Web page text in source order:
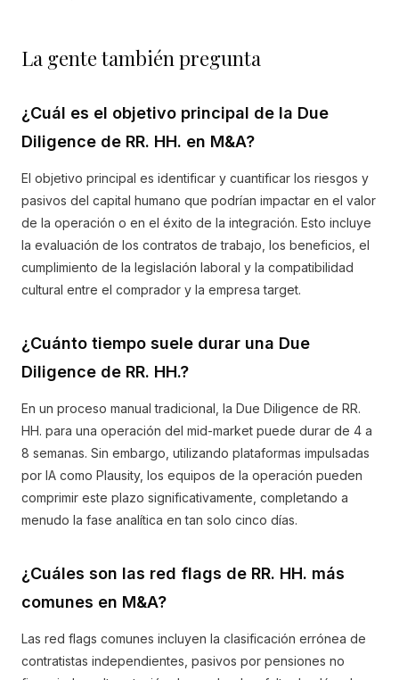
La gente también pregunta
¿Cuál es el objetivo principal de la Due
Diligence de RR. HH. en M&A?
El objetivo principal es identificar y cuantificar los riesgos y
pasivos del capital humano que podrían impactar en el valor
de la operación o en el éxito de la integración. Esto incluye
la evaluación de los contratos de trabajo, los beneficios, el
cumplimiento de la legislación laboral y la compatibilidad
cultural entre el comprador y la empresa target.
¿Cuánto tiempo suele durar una Due
Diligence de RR. HH.?
En un proceso manual tradicional, la Due Diligence de RR.
HH. para una operación del mid-market puede durar de 4 a
8 semanas. Sin embargo, utilizando plataformas impulsadas
por IA como Plausity, los equipos de la operación pueden
comprimir este plazo significativamente, completando a
menudo la fase analítica en tan solo cinco días.
¿Cuáles son las red flags de RR. HH. más
comunes en M&A?
Las red flags comunes incluyen la clasificación errónea de
contratistas independientes, pasivos por pensiones no